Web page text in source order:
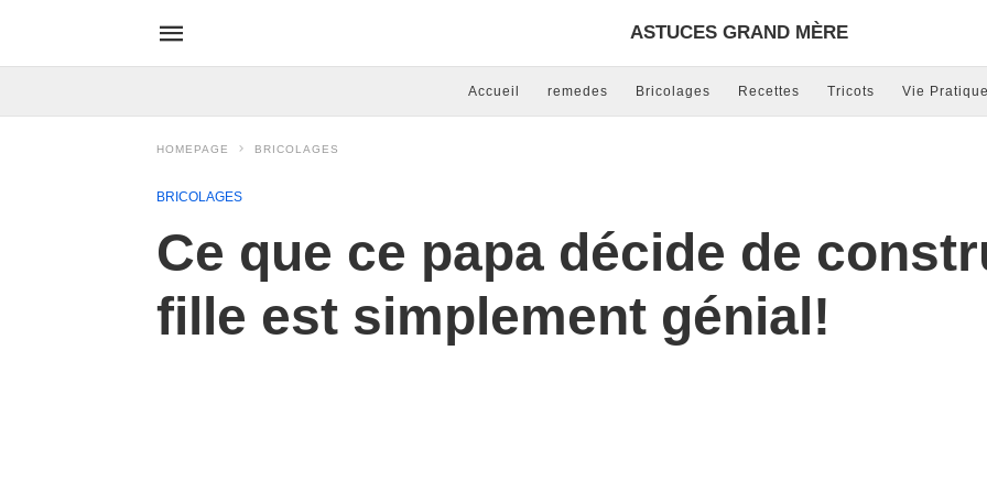
ASTUCES GRAND MÈRE
Accueil remedes Bricolages Recettes Tricots Vie Pratique
HOMEPAGE BRICOLAGES
BRICOLAGES
Ce que ce papa décide de
fille est simplement génial!